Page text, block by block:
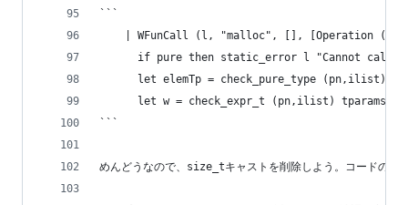
```
| WFunCall (l, "malloc", [], [Operation
if pure then static_error l "Cannot call
let elemTp = check_pure_type (pn,ilist)
let w = check_expr_t (pn,ilist) tparams
```
めんどうなので、size_tキャストを削除しよう。コードの安